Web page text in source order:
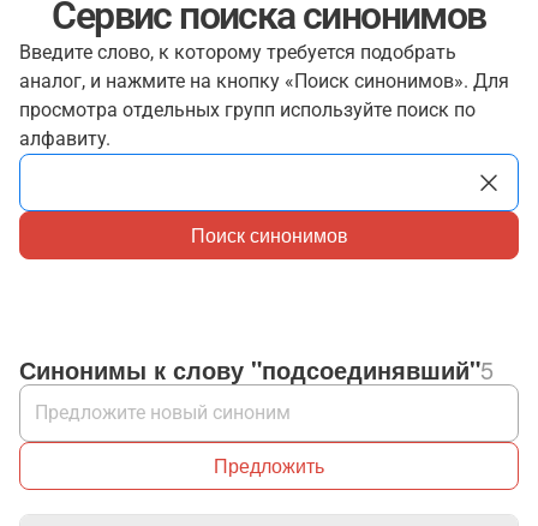
Сервис поиска синонимов
Введите слово, к которому требуется подобрать
аналог, и нажмите на кнопку «Поиск синонимов». Для
просмотра отдельных групп используйте поиск по
алфавиту.
Поиск синонимов
Синонимы к слову "подсоединявший"5
Предложить